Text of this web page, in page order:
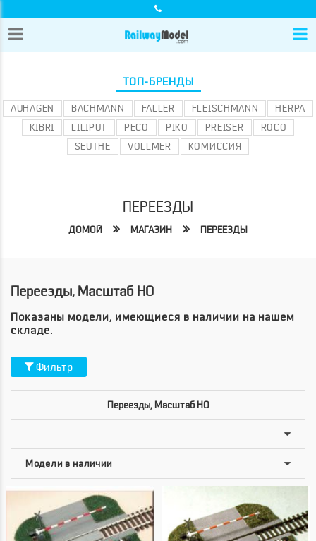
ТОП-БРЕНДЫ
AUHAGEN BACHMANN FALLER FLEISCHMANN
HERPA
KIBRI
LILIPUT PECO PIKO PREISER
ROCO
SEUTHE
VOLLMER КОМИССИЯ
ПЕРЕЕЗДЫ
ДОМОЙ МАГАЗИН ПЕРЕЕЗДЫ
Переезды, Масштаб HO
Показаны модели, имеющиеся в наличии на нашем
складе.
Фильтр
Переезды, Масштаб HO